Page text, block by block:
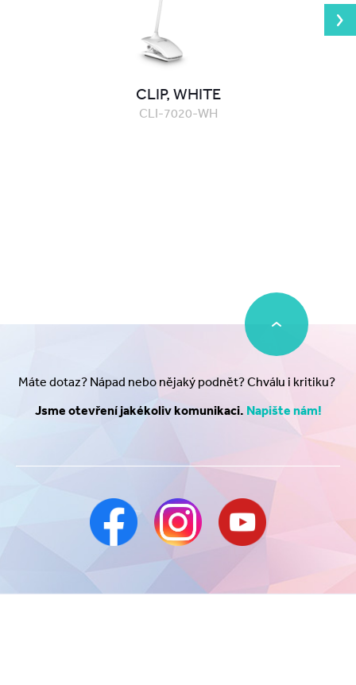
CLIP, WHITE
CLI-7020-WH
Máte dotaz? Nápad nebo nějaký podnět? Chválu i kritiku?
Jsme otevření jakékoliv komunikaci. Napište nám!